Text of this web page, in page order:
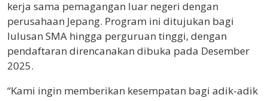
kerja sama pemagangan luar negeri dengan
perusahaan Jepang. Program ini ditujukan bagi
lulusan SMA hingga perguruan tinggi, dengan
pendaftaran direncanakan dibuka pada Desember
2025.
“Kami ingin memberikan kesempatan bagi adik-adik